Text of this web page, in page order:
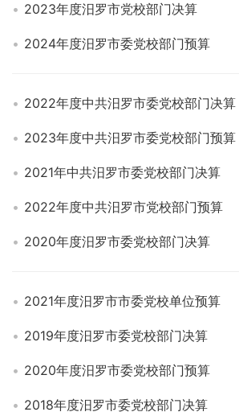
2023年度汨罗市党校部门决算
2024年度汨罗市委党校部门预算
2022年度中共汨罗市委党校部门决算
2023年度中共汨罗市委党校部门预算
2021年中共汨罗市委党校部门决算
2022年度中共汨罗市党校部门预算
2020年度汨罗市委党校部门决算
2021年度汨罗市市委党校单位预算
2019年度汨罗市委党校部门决算
2020年度汨罗市委党校部门预算
2018年度汨罗市委党校部门决算